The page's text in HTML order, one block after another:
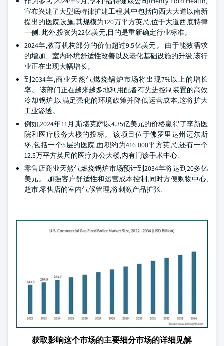
宣布兴建了大型底特律扩建工程,其中包括向西大大道以南新
提出的医院设施,其规模为120万平方英尺,位于大道西底特律
一侧. 此外,投资为22亿美元,目的是重新确定行业标准。
2024年,教育机构部分的价值超过9.5亿美元。 由于能效需求
的增加、室内环境舒适性改善以及老化基础设施的升级,该行
业正在出现大幅增长。
到2034年,商业天然气燃烧锅炉市场将出现7%以上的增长
率。 该部门正在越来越多地利用配备有先进控制装置的高效
冷却锅炉,以满足强化的环境政策并降低运营成本,这将扩大
工业渗透。
例如,2024年11月,斯堪克萨以4.35亿美元的价格赢得了李新医
院和医疗服务大楼的投标。 该项目位于佛罗里达州迈尔斯
堡,包括一个5层的医院,面积约为416 000平方英尺,还有一个
12.5万平方英尺的医疗办公大楼,内有门诊手术中心.
零售店商业天然气燃烧锅炉市场预计到2034年将达到20多亿
美元。 加强客户舒适性和运营成本控制,同时方便购物中心,
超市,零售店的室内气候管理,将刺激产品扩张.
获取影响这个市场的主要细分市场的详细见解